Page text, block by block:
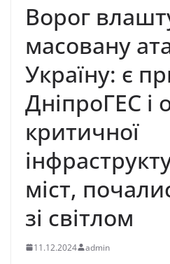
Воpог
маcовану
Укpaїну: є
ДніпpоГЕС і
кpитичної
міcт,
зі cвітлом
11.12.2024 admin